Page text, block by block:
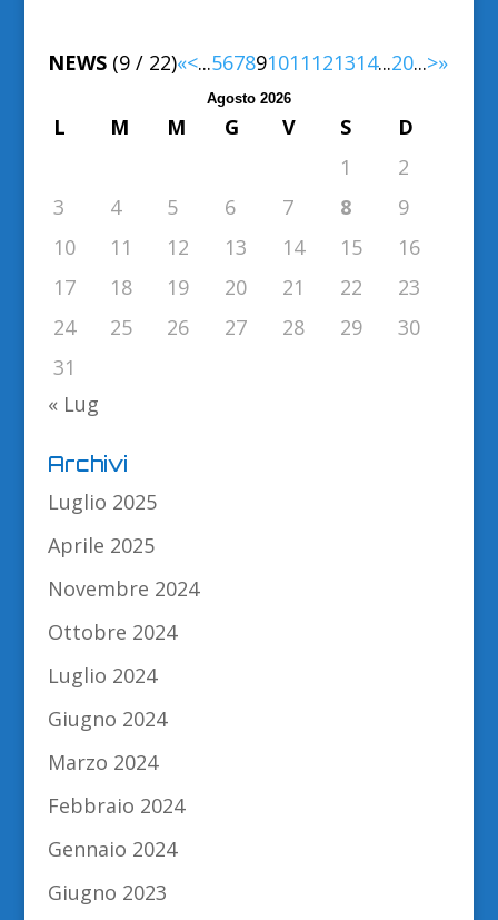
NEWS(9 / 22)«<...567891011 121314...20...>»
Agosto 2026
L M M G V S
D
1
2
3
4 5 6 7 8
9
10
11 12 13 14 15
16
17
18 19 20 21 22
23
24
25 26 27 28 29
30
31
« Lug
Archivi
Luglio 2025
Aprile 2025
Novembre 2024
Ottobre 2024
Luglio 2024
Giugno 2024
Marzo 2024
Febbraio 2024
Gennaio 2024
Giugno 2023